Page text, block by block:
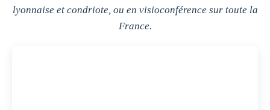
lyonnaise et condriote, ou en visioconférence sur toute la
France.